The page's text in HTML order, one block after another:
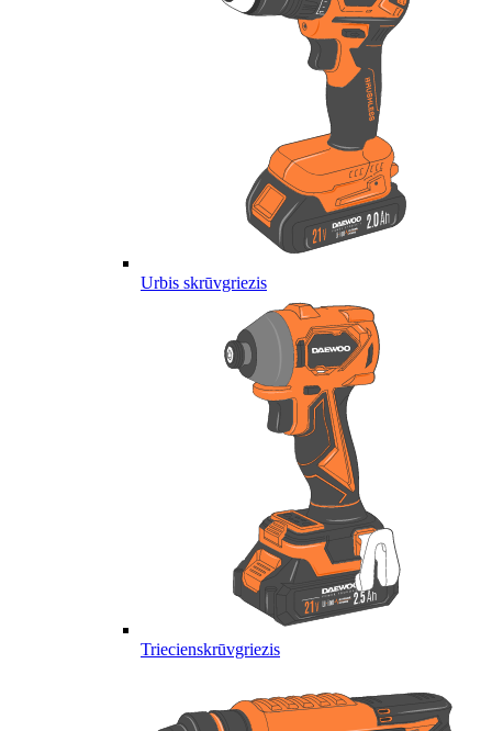
Urbis skrūvgriezis
Triecienskrūvgriezis